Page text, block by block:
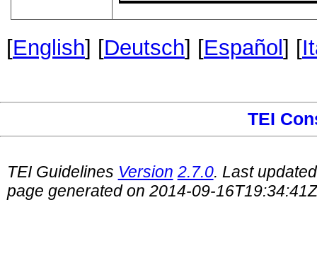
[English] [Deutsch] [Español ] [
TEI
TEI Guidelines Version 2.7.0. Last
page generated on 2014-09-16T19:34:41Z